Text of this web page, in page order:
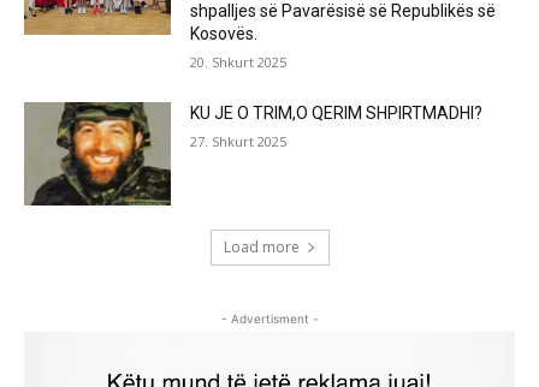
shpalljes së Pavarësisë së Republikës së
Kosovës.
20. Shkurt 2025
KU JE O TRIM,O QERIM SHPIRTMADHI?
27. Shkurt 2025
Load more
- Advertisment -